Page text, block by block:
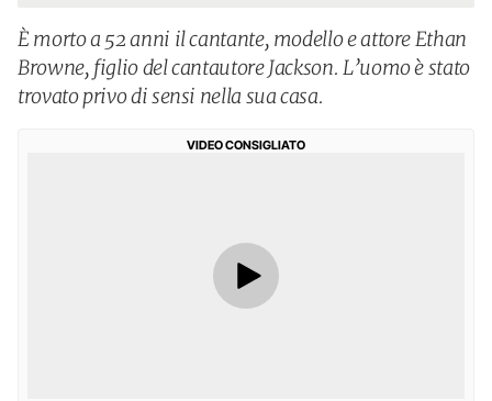
È morto a 52 anni il cantante, modello e attore Ethan
Browne, figlio del cantautore Jackson. L’uomo è stato
trovato privo di sensi nella sua casa.
VIDEO CONSIGLIATO